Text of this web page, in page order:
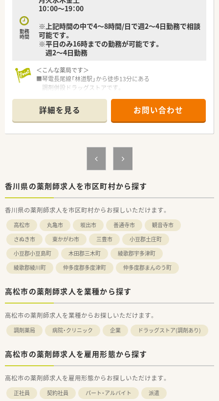
勤務
時間
10：00～19：00
※上記時間の中で4～8時間/日で週2～4日勤務で相談
可能です。
※平日のみ16時までの勤務が可能です。
週2～4日勤務
＜こんな薬局です＞
■琴電長尾線「林道駅」から徒歩13分にある
調剤併設ドラッグストアです。
処方箋枚数も増加傾向にある店舗です。
■薬局専用の入り口もございますし、
ドラックストア内からも入る事が出来ます。
■漢方製剤も取り扱っている薬局です。
となります。
■処方箋枚数は10～20枚/日です。
■薬剤師は管理薬剤師1名が在籍しています。
管理の先生は男性です。
＜研修制度＞
■ご入職後は店舗でのOJT研修が主となります。
■環境の変化に応じ、ステージに合った研修を実施しておりま
す。薬剤師職に特化した研修を経験に応じて準備しております。
師の仕事を学び、仕事への理解を深めることが出来ます。
■ツルハグループとして瀬戸内海圏にてドミナント展開を強化
している地域No１のドラッグチェーンです。
■計画的な店舗拡充を行っており、今後も更に、ドラッグストア
備えた店舗展開を図って参ります。
■愛媛県を中心に、四国・中国エリアに233店舗展開しておりま
■うち60店舗が調剤店となっており、そのうち、調剤単体店舗は
24店舗です。（2022年5月時点）
■在宅を対応している店舗数は28店舗です。（2022年5月時点）
詳細を見る お問い合わせ
香川県の薬剤師求人を市区町村から探す
香川県の薬剤師求人を市区町村からお探しいただけます。
高松市 丸亀市 坂出市 善通寺市
観音寺市
さぬき市
東かがわ市 三豊市
小豆郡土庄町
小豆郡小豆島町
木田郡三木町
綾歌郡宇多津町
綾歌郡綾川町
仲多度郡多度津町 仲多度郡まんのう町
高松市の薬剤師求人を業種から探す
高松市の薬剤師求人を業種からお探しいただけます。
調剤薬局 病院・クリニック 企業 ドラッグストア(調剤あり)
高松市の薬剤師求人を雇用形態から探す
高松市の薬剤師求人を雇用形態からお探しいただけます。
正社員 契約社員 パート・アルバイト 派遣